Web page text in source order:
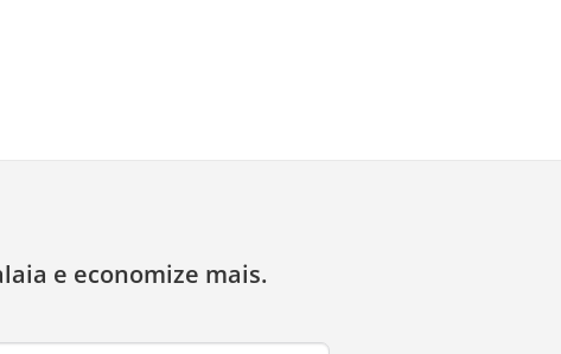
e economize mais.